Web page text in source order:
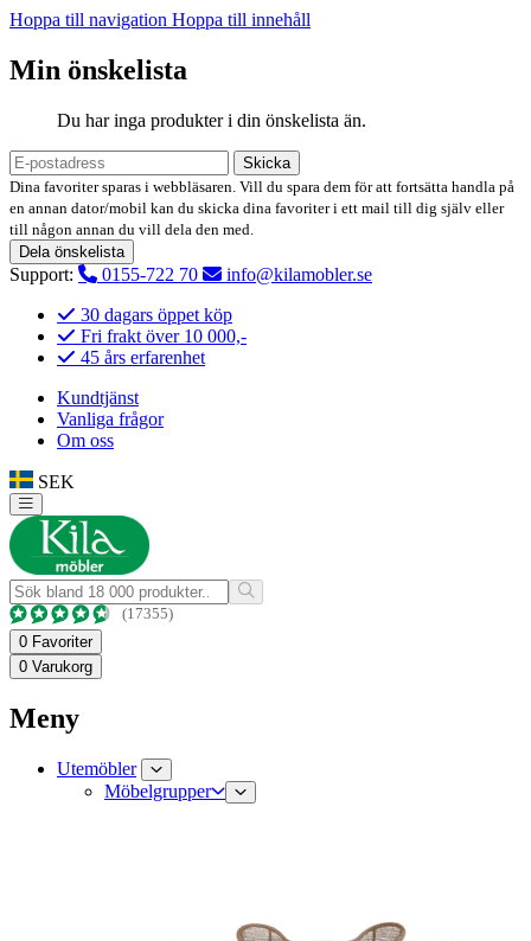
Hoppa till navigation Hoppa till innehåll
Min önskelista
Du har inga produkter i din önskelista än.
Skicka
Dina favoriter sparas i webbläsaren. Vill du spara dem för att fortsätta handla på
en annan dator/mobil kan du skicka dina favoriter i ett mail till dig själv eller
till någon annan du vill dela den med.
Dela önskelista
Support: 0155-722 70
info@kilamobler.se
30 dagars öppet köp
Fri frakt över 10 000,-
45 års erfarenhet
Kundtjänst
Vanliga frågor
Om oss
SEK
(17355)
0 Favoriter
0 Varukorg
Meny
Utemöbler
Möbelgrupper